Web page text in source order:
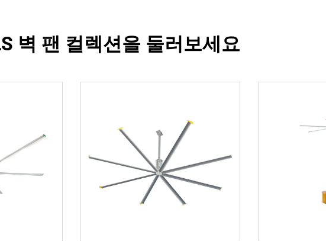
벽 팬 컬렉션을 둘러보세요